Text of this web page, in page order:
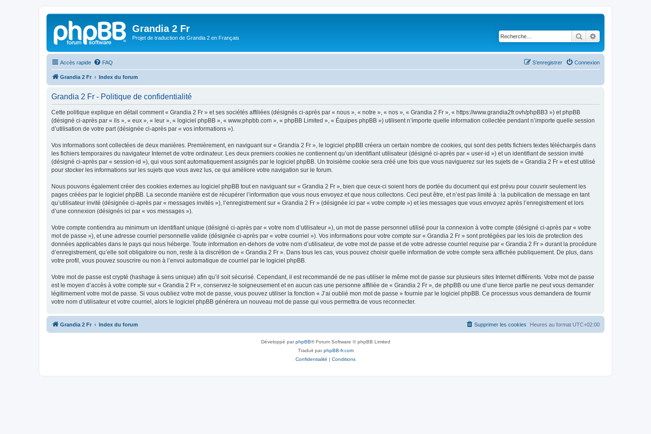
Grandia 2 Fr
Projet de traduction de Grandia 2 en Français Rechercher
Accès rapide FAQ Connexion
S’enregistrer
Grandia 2 Fr Index du forum
Grandia 2 Fr - Politique de confidentialité
Cette politique explique en détail comment « Grandia 2 Fr » et ses sociétés affiliées (désignés ci-après par « nous », « notre », « nos », « Grandia 2 Fr », « https://www.grandia2fr.ovh/phpBB3 ») et phpBB
(désigné ci-après par « ils », « eux », « leur », « logiciel phpBB », « www.phpbb.com », « phpBB Limited », « Équipes phpBB ») utilisent n’importe quelle information collectée pendant n’importe quelle session
d’utilisation de votre part (désignée ci-après par « vos informations »).
Vos informations sont collectées de deux manières. Premièrement, en naviguant sur « Grandia 2 Fr », le logiciel phpBB créera un certain nombre de cookies, qui sont des petits fichiers textes téléchargés dans
les fichiers temporaires du navigateur Internet de votre ordinateur. Les deux premiers cookies ne contiennent qu’un identifiant utilisateur (désigné ci-après par « user-id ») et un identifiant de session invité
(désigné ci-après par « session-id »), qui vous sont automatiquement assignés par le logiciel phpBB. Un troisième cookie sera créé une fois que vous naviguerez sur les sujets de « Grandia 2 Fr » et est utilisé
pour stocker les informations sur les sujets que vous avez lus, ce qui améliore votre navigation sur le forum.
Nous pouvons également créer des cookies externes au logiciel phpBB tout en naviguant sur « Grandia 2 Fr », bien que ceux-ci soient hors de portée du document qui est prévu pour couvrir seulement les
pages créées par le logiciel phpBB. La seconde manière est de récupérer l’information que vous nous envoyez et que nous collectons. Ceci peut être, et n’est pas limité à : la publication de message en tant
qu’utilisateur invité (désignée ci-après par « messages invités »), l’enregistrement sur « Grandia 2 Fr » (désignée ici par « votre compte ») et les messages que vous envoyez après l’enregistrement et lors
d’une connexion (désignés ici par « vos messages »).
Votre compte contiendra au minimum un identifiant unique (désigné ci-après par « votre nom d’utilisateur »), un mot de passe personnel utilisé pour la connexion à votre compte (désigné ci-après par « votre
mot de passe »), et une adresse courriel personnelle valide (désignée ci-après par « votre courriel »). Vos informations pour votre compte sur « Grandia 2 Fr » sont protégées par les lois de protection des
données applicables dans le pays qui nous héberge. Toute information en-dehors de votre nom d’utilisateur, de votre mot de passe et de votre adresse courriel requise par « Grandia 2 Fr » durant la procédure
d’enregistrement, qu’elle soit obligatoire ou non, reste à la discrétion de « Grandia 2 Fr ». Dans tous les cas, vous pouvez choisir quelle information de votre compte sera affichée publiquement. De plus, dans
votre profil, vous pouvez souscrire ou non à l’envoi automatique de courriel par le logiciel phpBB.
Votre mot de passe est crypté (hashage à sens unique) afin qu’il soit sécurisé. Cependant, il est recommandé de ne pas utiliser le même mot de passe sur plusieurs sites Internet différents. Votre mot de passe
est le moyen d’accès à votre compte sur « Grandia 2 Fr », conservez-le soigneusement et en aucun cas une personne affiliée de « Grandia 2 Fr », de phpBB ou une d’une tierce partie ne peut vous demander
légitimement votre mot de passe. Si vous oubliez votre mot de passe, vous pouvez utiliser la fonction « J’ai oublié mon mot de passe » fournie par le logiciel phpBB. Ce processus vous demandera de fournir
votre nom d’utilisateur et votre courriel, alors le logiciel phpBB générera un nouveau mot de passe qui vous permettra de vous reconnecter.
Grandia 2 Fr Index du forum Heures au format UTC+02:00
Supprimer les cookies
Développé parphpBB® Forum Software © phpBB Limited
Traduit parphpBB-fr.com
Confidentialité | Conditions